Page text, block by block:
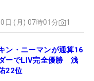
注目 （撮影：田中宏幸）
日 (月) 07時01分 1
ン・ニーマンが通算16
ーでLIV完全優勝 浅
22位